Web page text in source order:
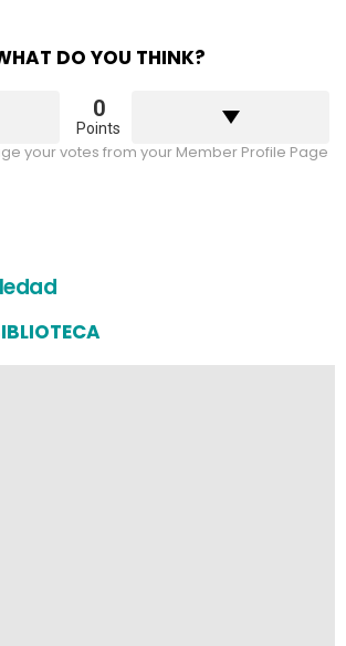
DO YOU THINK?
0
Points
your votes from your Member Profile Page